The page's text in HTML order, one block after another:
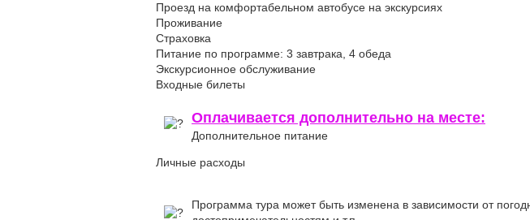
Проезд на комфортабельном автобусе на экскурсиях
Проживание
Страховка
Питание по программе: 3 завтрака, 4 обеда
Экскурсионное обслуживание
Входные билеты
Оплачивается дополнительно на месте:
Дополнительное питание
Личные расходы
Программа тура может быть изменена в зависимости от